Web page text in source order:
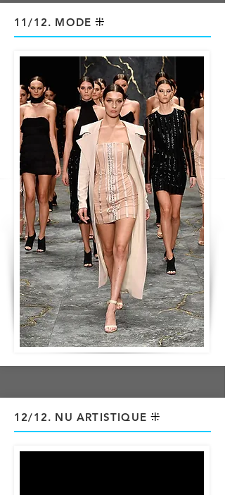
11/12. MODE⁜
12/12. NU ARTISTIQUE⁜